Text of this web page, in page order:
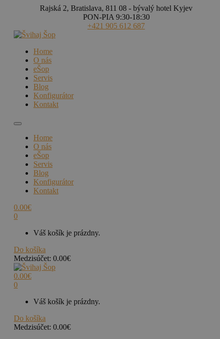
Rajská 2, Bratislava, 811 08 - bývalý hotel Kyjev
PON-PIA 9:30-18:30
+421 905 612 687
Home
O nás
eŠop
Servis
Blog
Konfigurátor
Kontakt
Home
O nás
eŠop
Servis
Blog
Konfigurátor
Kontakt
0.00€
0
Váš košík je prázdny.
Do košíka
Medzisúčet: 0.00€
0.00€
0
Váš košík je prázdny.
Do košíka
Medzisúčet: 0.00€